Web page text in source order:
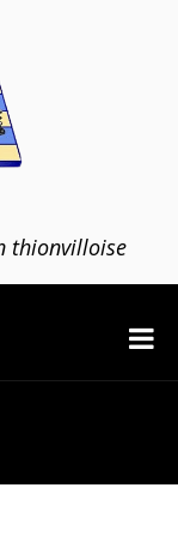
thionvilloise